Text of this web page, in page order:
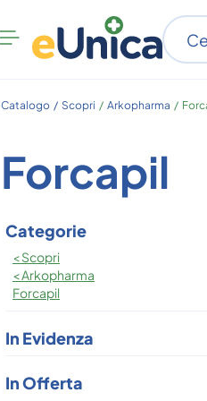
Apri
menu
Catalogo / Scopri / Arkopharma /
Forcapil
Categorie
<Scopri
<Arkopharma
Forcapil
In Evidenza
In Offerta